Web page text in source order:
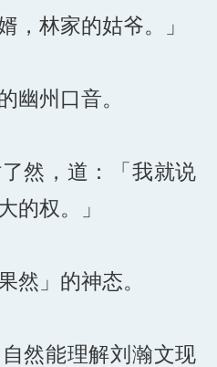
，林家的姑爷。」
幽州口音。
然，道：「我就说
的权。」
然」的神态。
然能理解刘瀚文现